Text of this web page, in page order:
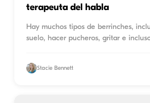
terapeuta del habla
Hay muchos tipos de berrinches,
suelo, hacer pucheros, gritar e
Stacie Bennett